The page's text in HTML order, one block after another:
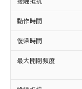
動作時間
復帰時間
最大開閉頻度
本サ
商品
(税
当社
本サ
こと
定はありま
調査・確
非含有の対
非該当品：
害物質有無
仕入先様の
いたもの
※1 中国
「○」：最
基準値以
「×」：最
基準値を
「－」：未
当社